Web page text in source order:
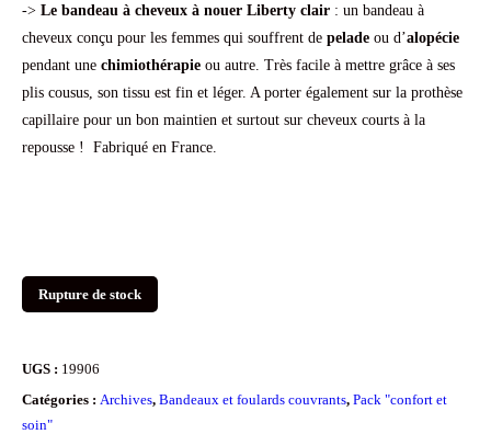
-> Le bandeau à cheveux à nouer Liberty clair : un bandeau à
cheveux conçu pour les femmes qui souffrent de pelade ou d’alopécie
pendant une chimiothérapie ou autre. Très facile à mettre grâce à ses
plis cousus, son tissu est fin et léger. A porter également sur la prothèse
capillaire pour un bon maintien et surtout sur cheveux courts à la
repousse ! Fabriqué en France.
Rupture de stock
UGS : 19906
Catégories : Archives, Bandeaux et foulards couvrants, Pack "confort et
soin"